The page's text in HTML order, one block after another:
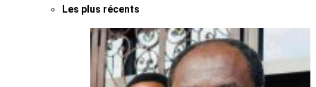
Les plus récents